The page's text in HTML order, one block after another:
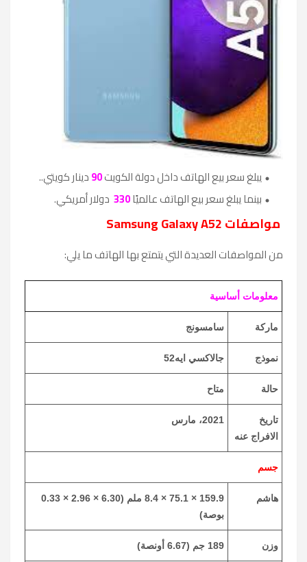
يبلغ سعر بيع الهاتف داخل دولة الكويت90دينار كويتي..
بينما يبلغ سعر بيع الهاتف عالميًا330 دولار أمريكي.
مواصفاتSamsung Galaxy A52
من المواصفات العديدة التي يتمتع بها الهاتف ما يلي:
معلومات أساسية
ماركة سامسونج
نموذج جالاكسي ايه52
حالة متاح
تاريخ
الافراج عنه
2021، مارس
جسم
هاشم
159.9 × 75.1 × 8.4 ملم (6.30 × 2.96 × 0.33
بوصة)
وزن 189 جم (6.67 أونصة)